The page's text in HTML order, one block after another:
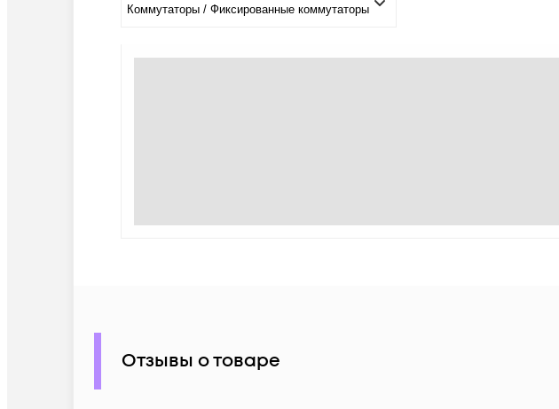
Коммутаторы / Фиксированные коммутаторы
Отзывы о товаре